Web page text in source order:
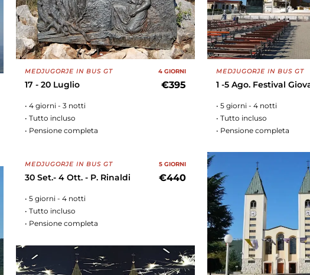
MEDJUGORJE IN BUS GT
17 - 20 Luglio
4 GIORNI
€395
• 4 giorni - 3 notti
• Tutto incluso
• Pensione completa
MEDJUGORJE IN BUS GT
1 -5 Ago. Festival
• 5 giorni - 4 notti
• Tutto incluso
• Pensione completa
MEDJUGORJE IN BUS GT
30 Set.- 4 Ott. - P. Rinaldi
5 GIORNI
€440
• 5 giorni - 4 notti
• Tutto incluso
• Pensione completa